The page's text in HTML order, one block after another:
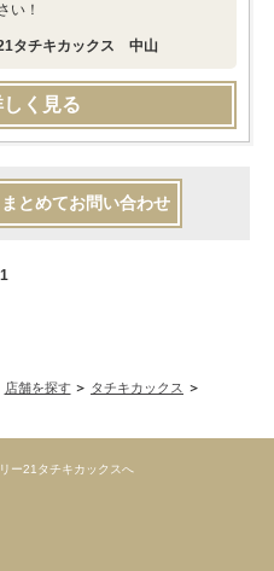
い！
タチキカックス 中山
く見る
まとめてお問い合わせ
1
店舗を探す
タチキカックス
ー21タチキカックスへ